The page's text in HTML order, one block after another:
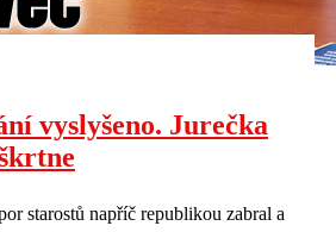
vyslyšeno. Jurečka
starostů napříč republikou zabral a